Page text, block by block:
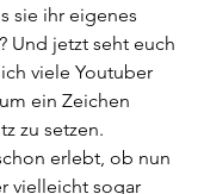
sie ihr eigenes
Und jetzt seht euch
viele Youtuber
ein Zeichen
zu setzen.
erlebt, ob nun
vielleicht sogar